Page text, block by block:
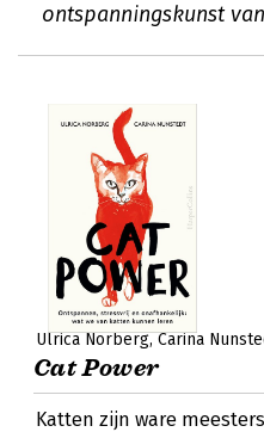
ontspanningskunst
Ulrica Norberg Carina
Cat Power
Katten zijn ware